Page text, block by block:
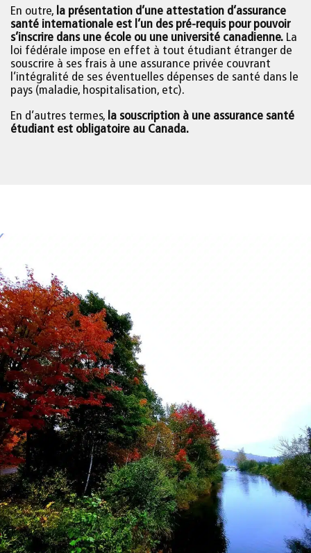
En outre, la présentation d’une attestation d’assurance
santé internationale est l’un des pré-requis pour pouvoir
s’inscrire dans une école ou une université canadienne. La
loi fédérale impose en effet à tout étudiant étranger de
souscrire à ses frais à une assurance privée couvrant
l’intégralité de ses éventuelles dépenses de santé dans le
pays (maladie, hospitalisation, etc).
En d’autres termes, la souscription à une assurance santé
étudiant est obligatoire au Canada.